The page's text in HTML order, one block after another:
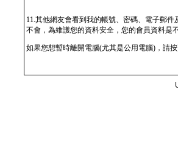
11.其他網友會看到我的帳號、密碼、電子郵件
不會，為維護您的資料安全，您的會員資料是
如果您想暫時離開電腦(尤其是公用電腦)，請